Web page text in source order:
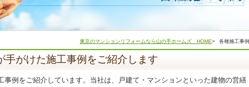
東京のマンションリフォームなら山の手ホームズ HOME> 各種施工事例
手がけた施工事例をご紹介します
事例をご紹介しています。当社は、戸建て・マンションといった建物の営繕